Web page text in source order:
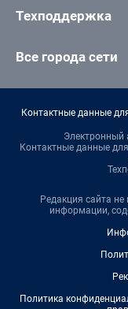
Техподдержка
Все города сети
Контактные данные
Электронный
Контактные данные
Редакция сайта не
информации,
Политика